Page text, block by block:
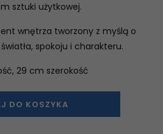
sztuki użytkowej.
wnętrza tworzony z myślą o
spokoju i charakteru.
29 cm szerokość
DO KOSZYKA